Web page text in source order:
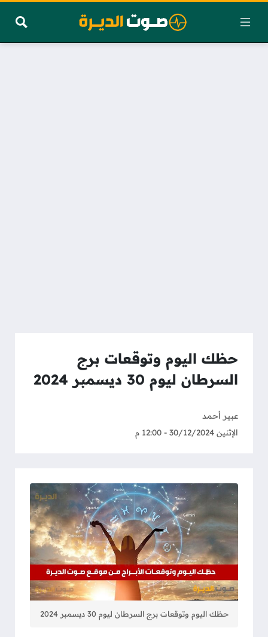
حظك اليوم وتوقعات برج
السرطان ليوم 30 ديسمبر 2024
عبير أحمد
الإثنين 30/12/2024 - 12:00 م
حظك اليوم وتوقعات برج السرطان ليوم 30 ديسمبر 2024